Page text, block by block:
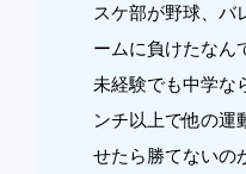
スケ部が野球、バ
ームに負けたなん
未経験でも中学な
ンチ以上で他の運
せたら勝てないの